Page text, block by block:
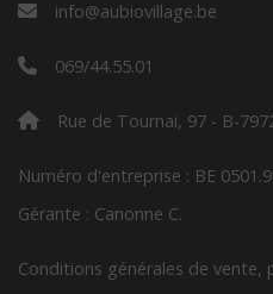
info@aubiovillage.be
069/44.55.01
Rue de Tournai, 97 - B-
Numéro d'entreprise : BE
Gérante : Canonne C.
Conditions générales de